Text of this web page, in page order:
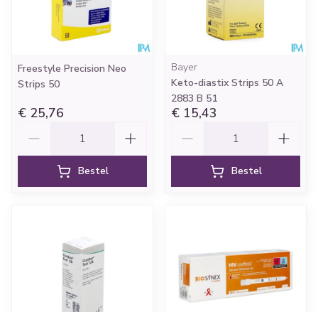
Freestyle Precision Neo
Strips 50
€ 25,76
Bestel
Bayer
Keto-diastix Strips 50 A
2883 B 51
€ 15,43
Bestel